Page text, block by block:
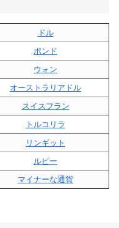
ドル
ポンド
ウォン
オーストラリアドル
スイスフラン
トルコリラ
リンギット
ルピー
マイナーな通貨